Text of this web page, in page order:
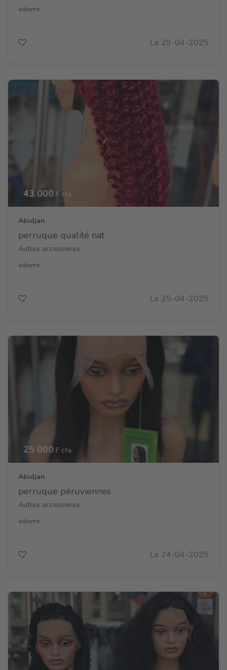
adjame
Le 29-04-2025
43 000 F cfa
Abidjan
perruque qualité nat
Autres accessoires
adjame
Le 25-04-2025
25 000 F cfa
Abidjan
perruque péruviennes
Autres accessoires
adjame
Le 24-04-2025